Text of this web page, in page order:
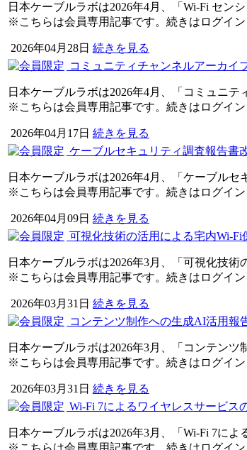
日本ケーブルラボは2026年4月、「Wi-Fi セン
※こちらは会員専用記事です。続きはログイン
2026年04月28日 続きを見る
コミュニティチャンネルアーカイ
日本ケーブルラボは2026年4月、「コミュニ
※こちらは会員専用記事です。続きはログイン
2026年04月17日 続きを見る
ケーブルセキュリティ調査報告書
日本ケーブルラボは2026年4月、「ケーブルセ
※こちらは会員専用記事です。続きはログイン
2026年04月09日 続きを見る
可視化技術の活用による宅内Wi-Fi
日本ケーブルラボは2026年3月、「可視化技
※こちらは会員専用記事です。続きはログイン
2026年03月31日 続きを見る
コンテンツ制作への生成AI活用報
日本ケーブルラボは2026年3月、「コンテン
※こちらは会員専用記事です。続きはログイン
2026年03月31日 続きを見る
Wi-Fi 7によるワイヤレスサービス
日本ケーブルラボは2026年3月、「Wi-Fi 7に